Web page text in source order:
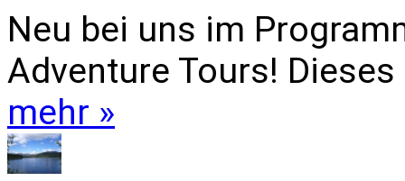
Neu bei uns im
Adventure Tours!
mehr »